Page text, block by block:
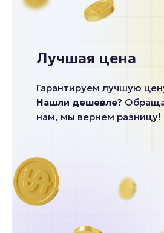
Лучшая цена
Гарантируем лучшую
Нашли дешевле?
нам, мы вернем разницу!